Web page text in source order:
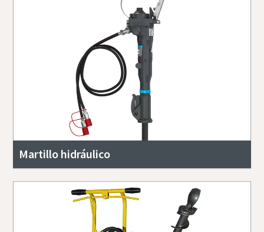
Martillo hidráulico